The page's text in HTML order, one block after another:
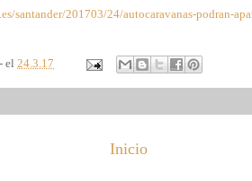
santander/201703/24/autocaravanas-podran-
el 24.3.17
Inicio